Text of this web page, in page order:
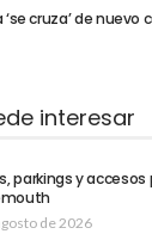
cruza’ de nuevo
interesar
parkings y
de 2026